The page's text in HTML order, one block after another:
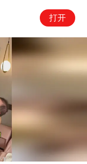
打开
01:06